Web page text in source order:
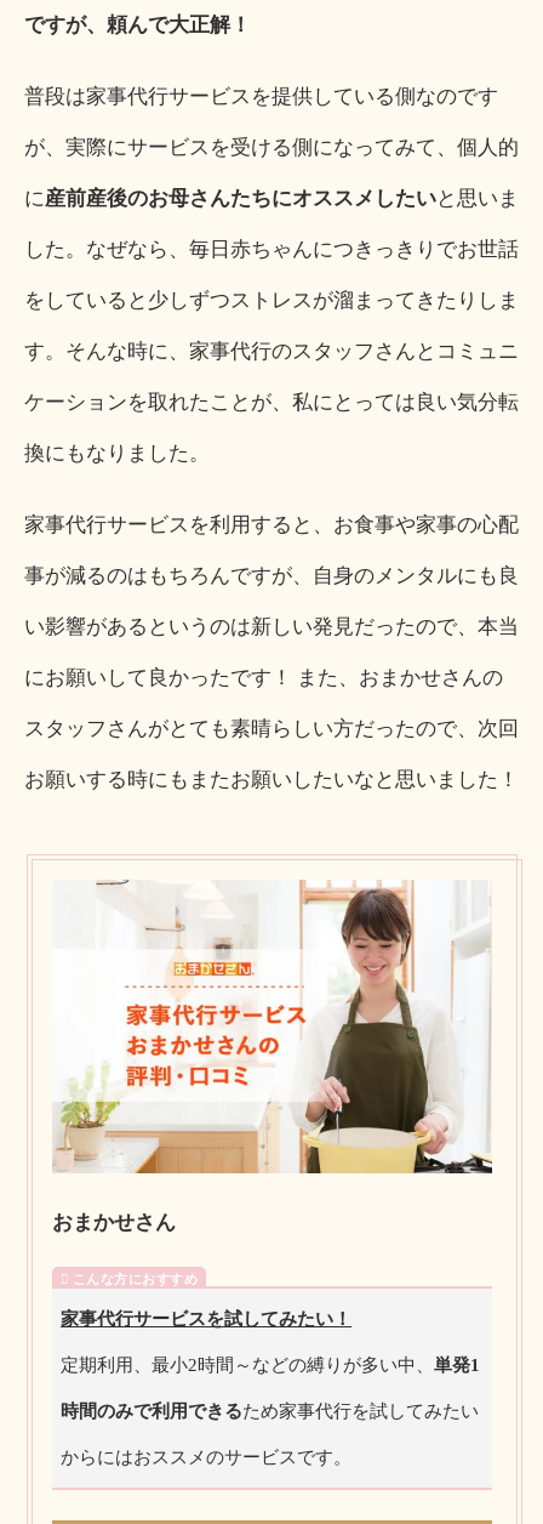
ですが、頼んで大正解！
普段は家事代行サービスを提供している側なのです
が、実際にサービスを受ける側になってみて、個人的
に産前産後のお母さんたちにオススメしたいと思いま
した。なぜなら、毎日赤ちゃんにつきっきりでお世話
をしていると少しずつストレスが溜まってきたりしま
す。そんな時に、家事代行のスタッフさんとコミュニ
ケーションを取れたことが、私にとっては良い気分転
換にもなりました。
家事代行サービスを利用すると、お食事や家事の心配
事が減るのはもちろんですが、自身のメンタルにも良
い影響があるというのは新しい発見だったので、本当
にお願いして良かったです！ また、おまかせさんの
スタッフさんがとても素晴らしい方だったので、次回
お願いする時にもまたお願いしたいなと思いました！
おまかせさん
家事代行サービスを試してみたい！
定期利用、最小2時間～などの縛りが多い中、単発1
時間のみで利用できるため家事代行を試してみたい
からにはおススメのサービスです。